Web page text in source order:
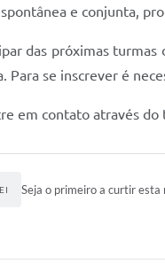
e conjunta,
das próximas turmas
Para se inscrever é
em contato através
Seja o primeiro a curtir esta